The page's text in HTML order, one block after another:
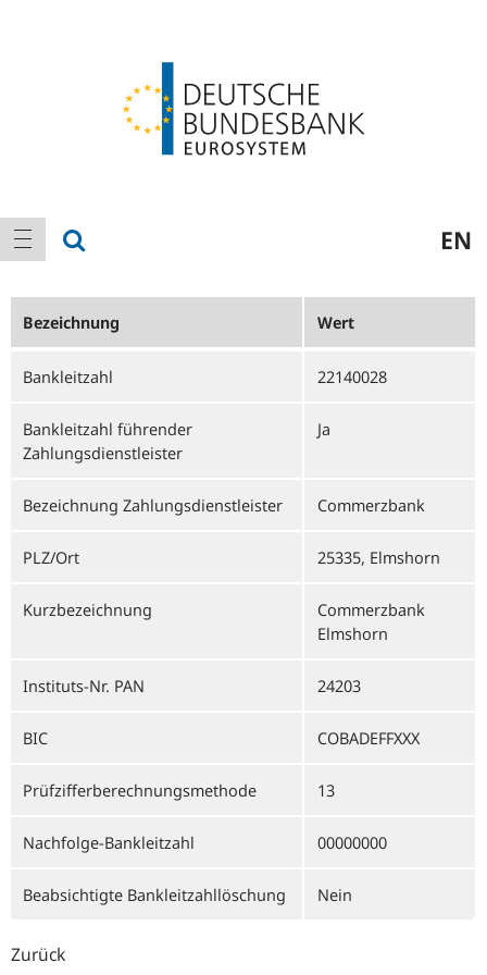
Hauptnavigation
Navigation anzeigen EN
Bezeichnung Wert
Bankleitzahl 22140028
Bankleitzahl führender
Zahlungsdienstleister
Ja
Bezeichnung Zahlungsdienstleister Commerzbank
PLZ/Ort 25335, Elmshorn
Kurzbezeichnung
Commerzbank
Elmshorn
Instituts-Nr. PAN 24203
BIC COBADEFFXXX
Prüfzifferberechnungsmethode 13
Nachfolge-Bankleitzahl 00000000
Beabsichtigte Bankleitzahllöschung Nein
Zurück